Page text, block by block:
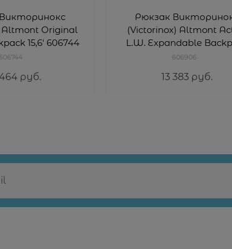
Altmont Original
15,6' 606744
606744
руб.
Рюкзак
(Victorinox) Altmont
L.W. Expandable
606906
606906
13 383 руб.